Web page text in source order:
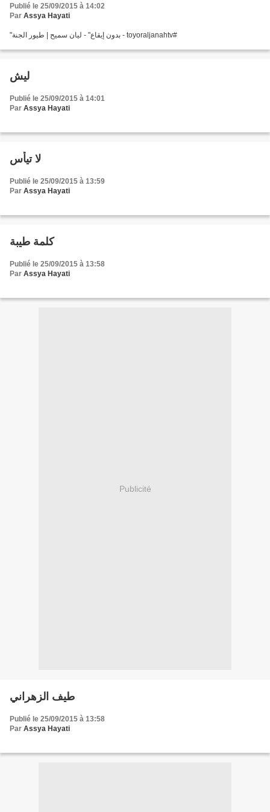
Publié le 25/09/2015 à 14:02
Par Assya Hayati
"بدون إيقاع" - ليان سميح | طيور الجنة - toyoraljanahtv#
ليش
Publié le 25/09/2015 à 14:01
Par Assya Hayati
لا تيأس
Publié le 25/09/2015 à 13:59
Par Assya Hayati
كلمة طيبة
Publié le 25/09/2015 à 13:58
Par Assya Hayati
Publicité
طيف الزهراني
Publié le 25/09/2015 à 13:58
Par Assya Hayati